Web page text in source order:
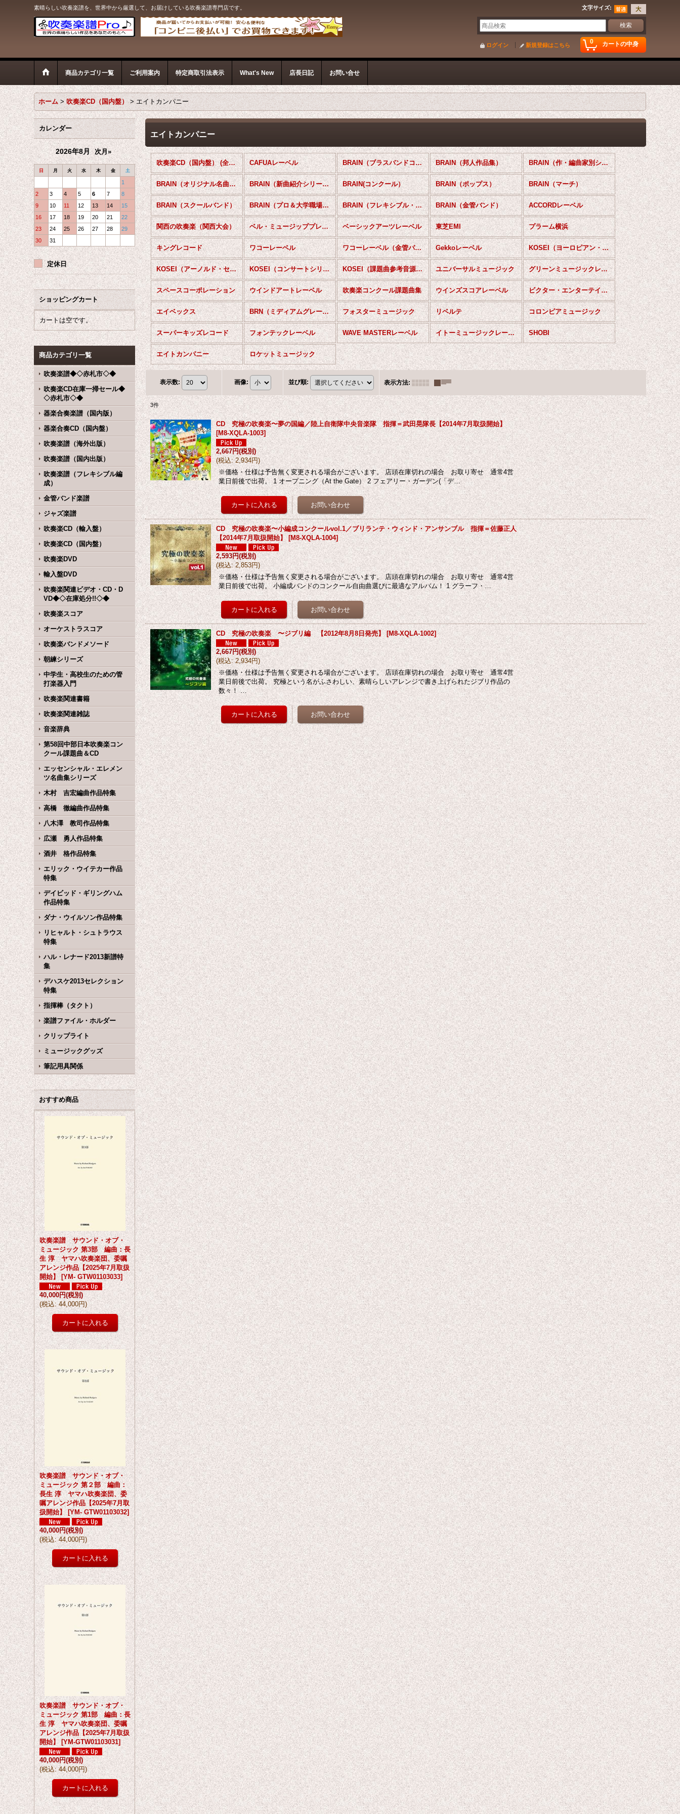
素晴らしい吹奏楽譜を、世界中から厳選して、お届けしている吹奏楽譜専門店です。 文字サイズ:
0 カートの中身
ログイン 新規登録はこちら
商品カテゴリ一覧 ご利用案内 特定商取引法表示 What's New 店長日記 お問い合せ
ホーム > 吹奏楽CD（国内盤） > エイトカンパニー
カレンダー
2026年8月 次月»
日 月 火 水 木 金 土
1
2
3 4 5 6 7
8
9
10 11 12 13 14
15
16
17 18 19 20 21
22
23
24 25 26 27 28
29
30
31
定休日
ショッピングカート
カートは空です。
商品カテゴリ一覧
吹奏楽譜◆◇赤札市◇◆
吹奏楽CD在庫一掃セール◆
◇赤札市◇◆
器楽合奏楽譜（国内版）
器楽合奏CD（国内盤）
吹奏楽譜（海外出版）
吹奏楽譜（国内出版）
吹奏楽譜（フレキシブル編
成）
金管バンド楽譜
ジャズ楽譜
吹奏楽CD（輸入盤）
吹奏楽CD（国内盤）
吹奏楽DVD
輸入盤DVD
吹奏楽関連ビデオ・CD・D
VD◆◇在庫処分!!◇◆
吹奏楽スコア
オーケストラスコア
吹奏楽バンドメソード
朝練シリーズ
中学生・高校生のための管
打楽器入門
吹奏楽関連書籍
吹奏楽関連雑誌
音楽辞典
第58回中部日本吹奏楽コン
クール課題曲＆CD
エッセンシャル・エレメン
ツ名曲集シリーズ
木村 吉宏編曲作品特集
高橋 徹編曲作品特集
八木澤 教司作品特集
広瀬 勇人作品特集
酒井 格作品特集
エリック・ウイテカー作品
特集
デイビッド・ギリングハム
作品特集
ダナ・ウイルソン作品特集
リヒャルト・シュトラウス
特集
ハル・レナード2013新譜特
集
デハスケ2013セレクション
特集
指揮棒（タクト）
楽譜ファイル・ホルダー
クリップライト
ミュージックグッズ
筆記用具関係
おすすめ商品
吹奏楽譜 サウンド・オブ・
ミュージック 第3部 編曲：長
生 淳 ヤマハ吹奏楽団、委嘱
アレンジ作品【2025年7月取扱
開始】 [YM- GTW01103033]
40,000円(税別)
(税込: 44,000円)
吹奏楽譜 サウンド・オブ・
ミュージック 第２部 編曲：
長生 淳 ヤマハ吹奏楽団、委
嘱アレンジ作品【2025年7月取
扱開始】 [YM- GTW01103032]
40,000円(税別)
(税込: 44,000円)
吹奏楽譜 サウンド・オブ・
ミュージック 第1部 編曲：長
生 淳 ヤマハ吹奏楽団、委嘱
アレンジ作品【2025年7月取扱
開始】 [YM-GTW01103031]
40,000円(税別)
(税込: 44,000円)
エイトカンパニー
吹奏楽CD（国内盤） (全商品) CAFUAレーベル BRAIN（ブラスバンドコレクション） BRAIN（邦人作品集） BRAIN（作・編曲家別シリーズ）
BRAIN（オリジナル名曲集） BRAIN（新曲紹介シリーズ） BRAIN(コンクール） BRAIN（ポップス） BRAIN（マーチ）
BRAIN（スクールバンド） BRAIN（プロ＆大学職場一般バンド） BRAIN（フレキシブル・レパートリー） BRAIN（金管バンド） ACCORDレーベル
関西の吹奏楽（関西大会） ベル・ミュージッププレスレーベル ベーシックアーツレーベル 東芝EMI プラーム横浜
キングレコード ワコーレーベル ワコーレーベル（金管バンドCD） Gekkoレーベル KOSEI（ヨーロピアン・ウインド・サーク）
KOSEI（アーノルド・セレブレーション） KOSEI（コンサートシリーズ） KOSEI（課題曲参考音源集） ユニバーサルミュージック グリーンミュージックレーベル
スペースコーポレーション ウインドアートレーベル 吹奏楽コンクール課題曲集 ウインズスコアレーベル ビクター・エンターテインメント
エイベックス BRN（ミディアムグレードセレクション） フォスターミュージック リベルテ コロンビアミュージック
スーパーキッズレコード フォンテックレーベル WAVE MASTERレーベル イトーミュージックレーベル SHOBI
エイトカンパニー ロケットミュージック
表示数: 画像: 並び順: 表示方法:
3件
CD 究極の吹奏楽〜夢の国編／陸上自衛隊中央音楽隊 指揮＝武田晃隊長【2014年7月取扱開始】
[M8-XQLA-1003]
2,667円(税別)
(税込: 2,934円)
※価格・仕様は予告無く変更される場合がございます。 店頭在庫切れの場合 お取り寄せ 通常4営
業日前後で出荷。 1 オープニング（At the Gate） 2 フェアリー・ガーデン(「デ…
CD 究極の吹奏楽〜小編成コンクールvol.1／ブリランテ・ウィンド・アンサンブル 指揮＝佐藤正人
【2014年7月取扱開始】 [M8-XQLA-1004]
2,593円(税別)
(税込: 2,853円)
※価格・仕様は予告無く変更される場合がございます。 店頭在庫切れの場合 お取り寄せ 通常4営
業日前後で出荷。 小編成バンドのコンクール自由曲選びに最適なアルバム！ 1 グラーフ・…
CD 究極の吹奏楽 〜ジブリ編 【2012年8月8日発売】 [M8-XQLA-1002]
2,667円(税別)
(税込: 2,934円)
※価格・仕様は予告無く変更される場合がございます。 店頭在庫切れの場合 お取り寄せ 通常4営
業日前後で出荷。 究極という名がふさわしい、素晴らしいアレンジで書き上げられたジブリ作品の
数々！ …